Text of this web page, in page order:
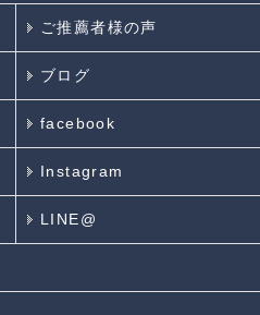
ご推薦者様の声
ブログ
facebook
Instagram
LINE@